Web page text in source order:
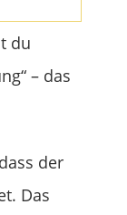
du
– das
der
Das